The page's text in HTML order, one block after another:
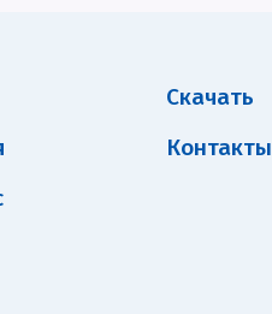
Скачать
Контакты